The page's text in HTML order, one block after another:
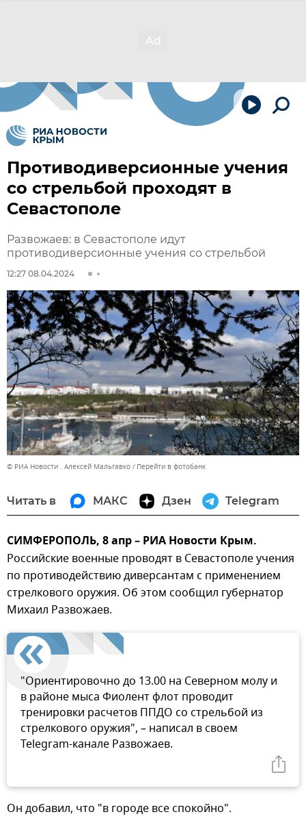
Противодиверсионные учения
со стрельбой проходят в
Севастополе
Развожаев: в Севастополе идут
противодиверсионные учения со стрельбой
12:27 08.04.2024
© РИА Новости . Алексей Мальгавко Перейти в фотобанк
Читать в МАКС Дзен Telegram
СИМФЕРОПОЛЬ, 8 апр – РИА Новости Крым.
Российские военные проводят в Севастополе учения
по противодействию диверсантам с применением
стрелкового оружия. Об этом сообщил губернатор
Михаил Развожаев.
"Ориентировочно до 13.00 на Северном молу и
в районе мыса Фиолент флот проводит
тренировки расчетов ППДО со стрельбой из
стрелкового оружия", – написал в своем
Telegram-канале Развожаев.
Он добавил, что "в городе все спокойно".